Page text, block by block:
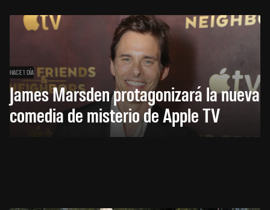
HACE 1 DÍA
James Marsden protagonizará la nueva
comedia de misterio de Apple TV